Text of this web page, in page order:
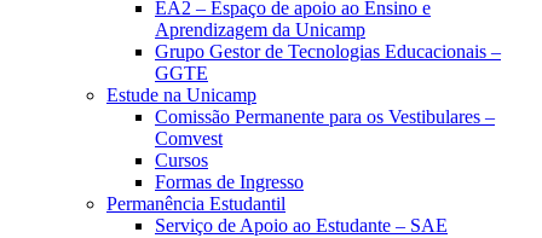
EA2 – Espaço de apoio ao Ensino e
Aprendizagem da Unicamp
Grupo Gestor de Tecnologias Educacionais –
GGTE
Estude na Unicamp
Comissão Permanente para os Vestibulares –
Comvest
Cursos
Formas de Ingresso
Permanência Estudantil
Serviço de Apoio ao Estudante – SAE